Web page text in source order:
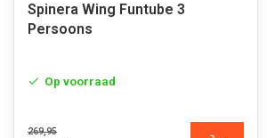
Spinera Wing Funtube 3
Persoons
Op voorraad
269,95